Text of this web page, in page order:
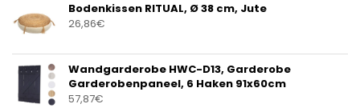
Bodenkissen RITUAL, Ø 38 cm, Jute
26,86€
Wandgarderobe HWC-D13, Garderobe
Garderobenpaneel, 6 Haken 91x60cm
57,87€